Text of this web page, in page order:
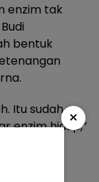
enzim tak
bentuk
Itu sudah
enzim hidup,”
hanya
×